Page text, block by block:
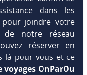
dans les
joindre votre
de notre réseau
réserver en
là pour vous et ce
voyages OnParOu